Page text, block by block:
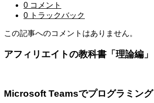
0 コメント
0 トラックバック
この記事へのコメントはありません。
アフィリエイトの教科書「理論編」
Microsoft Teamsでプログラミング